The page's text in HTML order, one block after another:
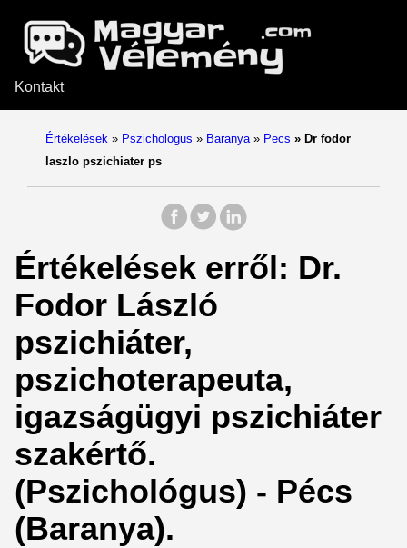
Kontakt
Értékelések » Pszichologus » Baranya » Pecs » Dr fodor
laszlo pszichiater ps
Értékelések erről: Dr.
Fodor László
pszichiáter,
pszichoterapeuta,
igazságügyi pszichiáter
szakértő.
(Pszichológus) - Pécs
(Baranya).